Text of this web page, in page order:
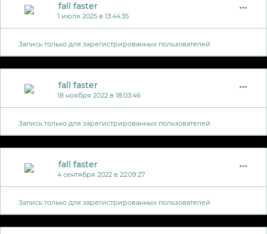
fall faster
1 июля 2025 в 13:44:35
Запись только для зарегистрированных пользователей
fall faster
18 ноября 2022 в 18:03:46
Запись только для зарегистрированных пользователей
fall faster
4 сентября 2022 в 22:09:27
Запись только для зарегистрированных пользователей